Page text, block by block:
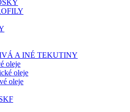
A INÉ TEKUTINY
oleje
oleje
oleje